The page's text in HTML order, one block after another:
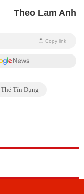
Theo Lam Anh
Copy link
Thẻ Tín Dụng